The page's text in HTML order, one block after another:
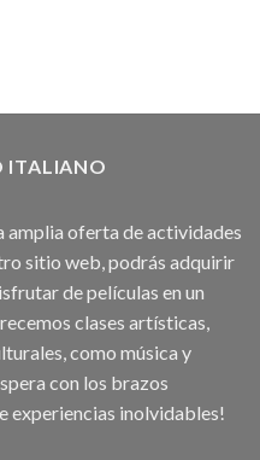
ITALIANO
amplia oferta de actividades
sitio web, podrás adquirir
de películas en un
clases artísticas,
como música y
con los brazos
experiencias inolvidables!